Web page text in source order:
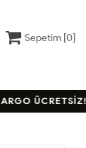
Sepetim [0]
ÜCRETSİZ!